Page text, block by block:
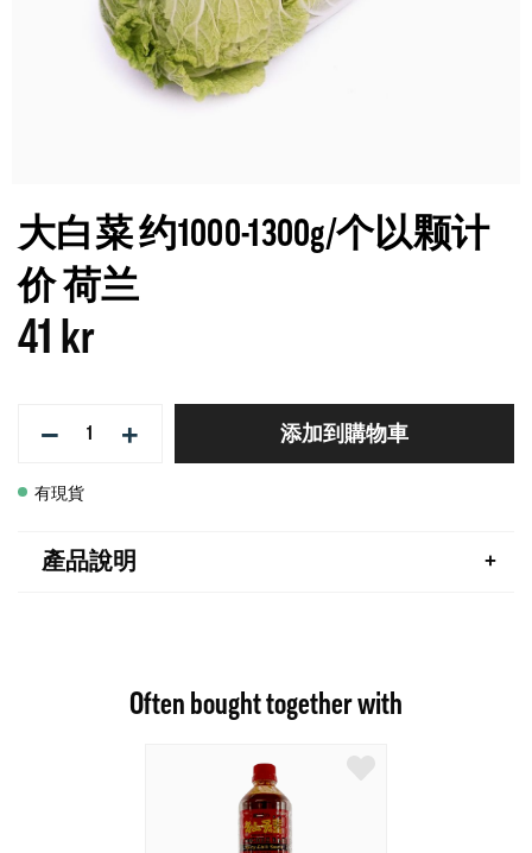
大白菜 约1000-1300g/个以颗计
价 荷兰
41 kr
− + 添加到購物車
有現貨
產品說明
Often bought together with